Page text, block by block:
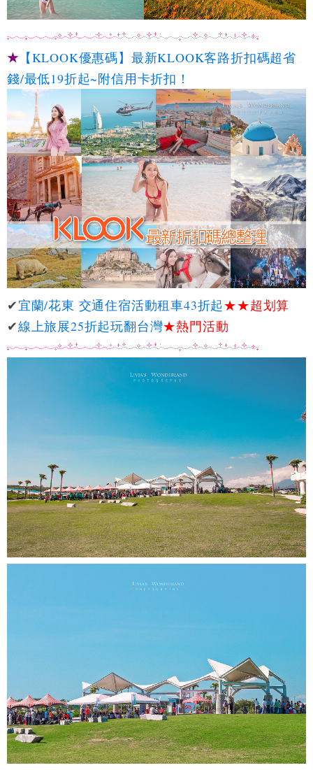
★ 【KLOOK優惠碼】最新KLOOK客路折扣碼超省
錢/最低19折起~附信用卡折扣！
✔宜蘭/花東 交通住宿活動租車43折起★★超划算
✔線上旅展25折起玩翻台灣★熱門活動